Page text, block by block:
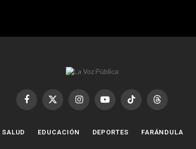
Facebook
X
InstagramYouTubeTikTok Threads
SALUD EDUCACIÓN DEPORTES FARÁNDULA